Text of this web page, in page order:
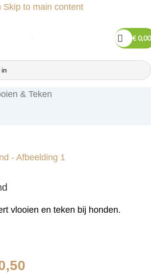
Skip to main content
€0,00
& Teken
vlooien en teken bij honden.